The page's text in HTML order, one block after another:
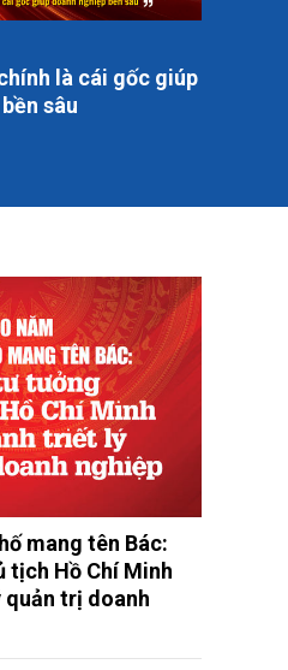
là cái gốc giúp
sâu
mang tên Bác:
tịch Hồ Chí Minh
trị doanh